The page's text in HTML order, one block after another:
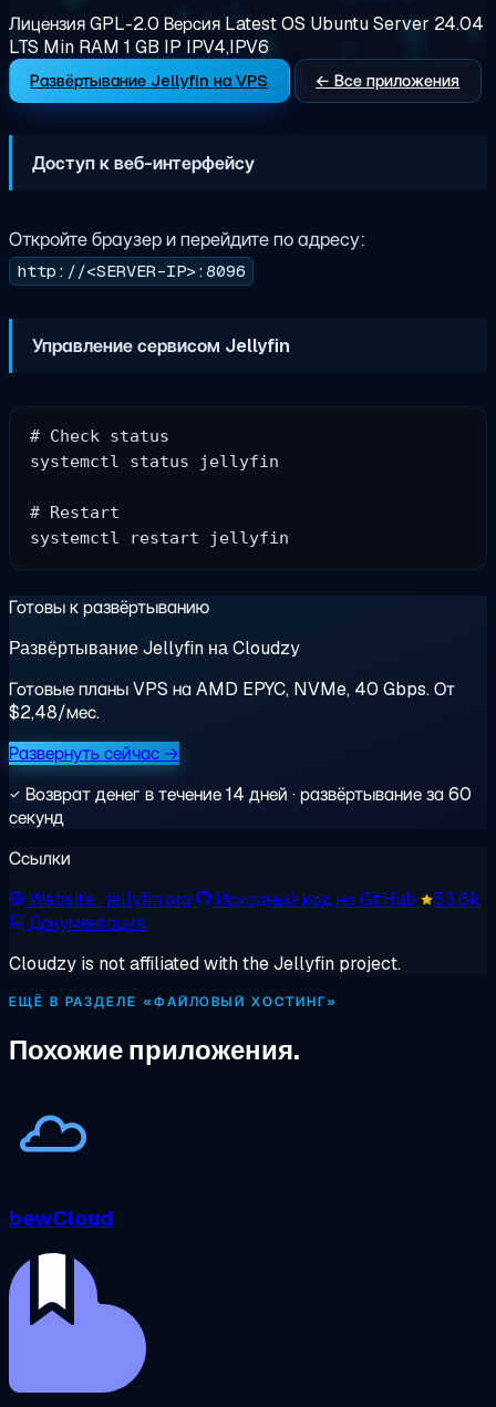
ЛицензияGPL-2.0 Версия LatestOS Ubuntu Server 24.04
LTS Min RAM 1 GB IP IPV4,IPV6
Развёртывание Jellyfin на VPS ← Все приложения
Доступ к веб-интерфейсу
Откройте браузер и перейдите по адресу:
http://<SERVER-IP>:8096
Управление сервисом Jellyfin
# Check status
systemctl status jellyfin
# Restart
Готовы к развёртыванию
Развёртывание Jellyfin на Cloudzy
Готовые планы VPS на AMD EPYC, NVMe, 40 Gbps. От
$2,48/мес.
Развернуть сейчас →
Возврат денег в течение 14 дней · развёртывание за 60
секунд
Ссылки
Website· jellyfin.org Исходный код на GitHub
53.6k
Документация
Cloudzy is not affiliated with the Jellyfin project.
ЕЩЁ В РАЗДЕЛЕ «ФАЙЛОВЫЙ ХОСТИНГ»
Похожие приложения.
bewCloud